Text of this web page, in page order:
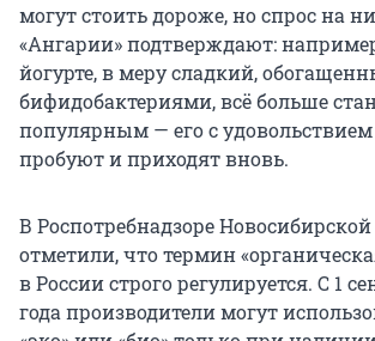
могут стоить дороже, но спрос на
«Ангарии» подтверждают:
йогурте, в меру сладкий,
бифидобактериями, всё больше
популярным — его с
пробуют и приходят вновь.
В Роспотребнадзоре
отметили, что термин
в России строго регулируется. С 1
года производители могут